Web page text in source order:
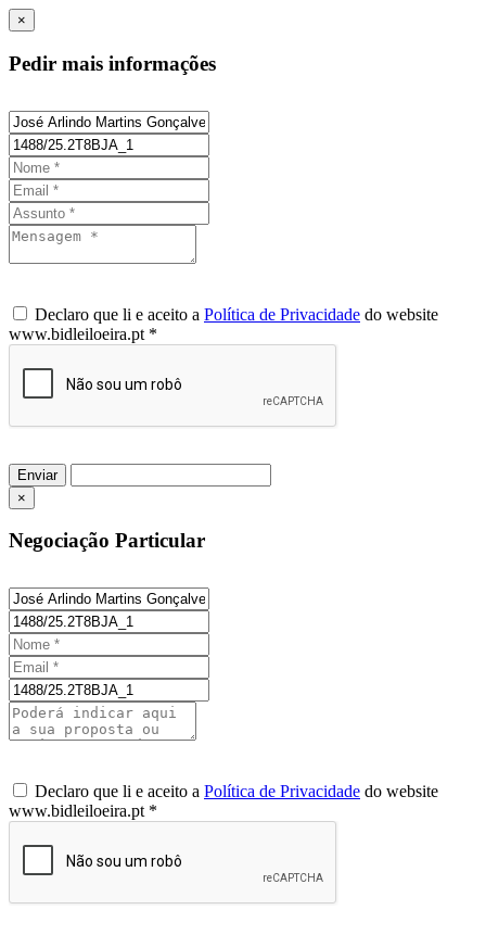
×
Pedir mais informações
Declaro que li e aceito a Política de Privacidade do website
www.bidleiloeira.pt *
Enviar
×
Negociação Particular
Declaro que li e aceito a Política de Privacidade do website
www.bidleiloeira.pt *